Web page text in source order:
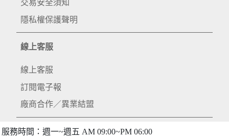
交易安全須知
隱私權保護聲明
線上客服
線上客服
訂閱電子報
廠商合作／異業結盟
服務時間：週一~週五 AM 09:00~PM 06:00